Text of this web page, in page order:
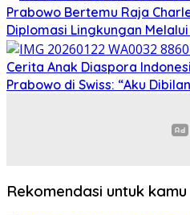
Prabowo Bertemu Raja
Diplomasi Lingkungan
Cerita Anak Diaspora
Prabowo di Swiss: “Aku
Rekomendasi untuk kamu